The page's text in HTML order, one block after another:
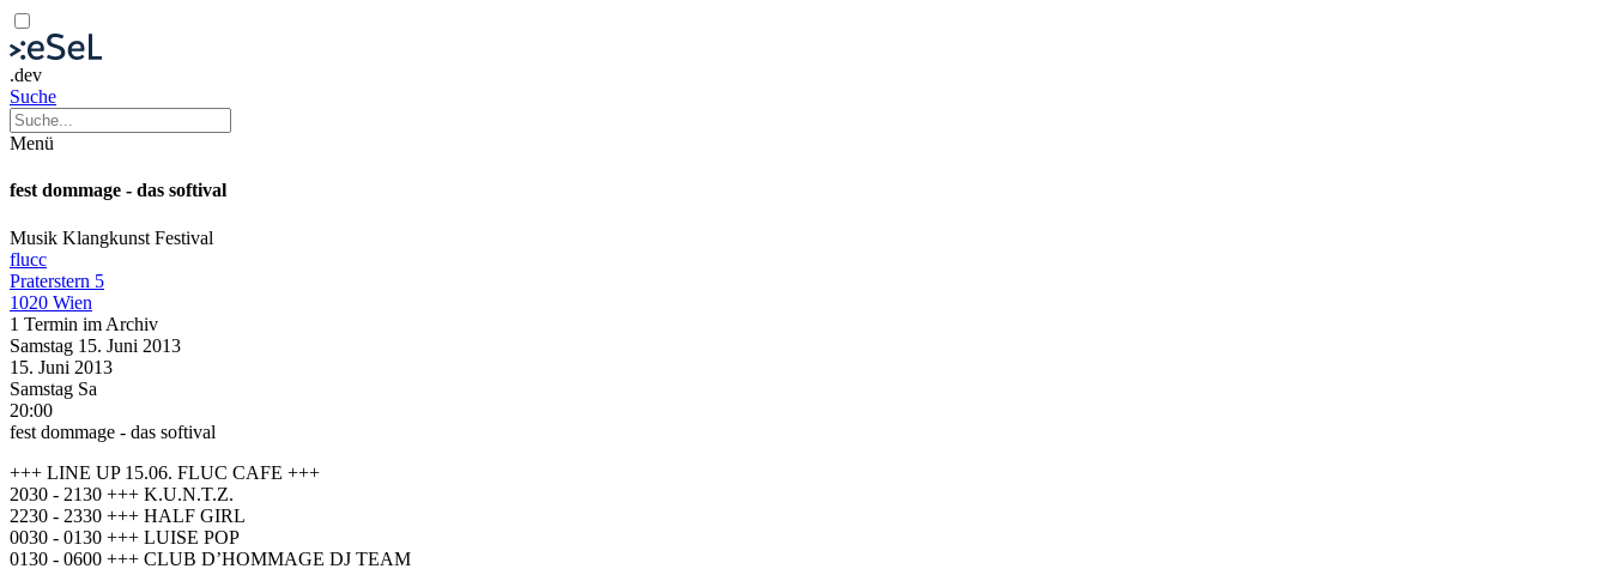
.dev
Suche
Menü
fest dommage - das softival
Musik Klangkunst Festival
flucc
Praterstern 5
1020 Wien
1 Termin im Archiv
Samstag 15. Juni 2013
15. Juni 2013
Samstag Sa
20:00
fest dommage - das softival
+++ LINE UP 15.06. FLUC CAFE +++
2030 - 2130 +++ K.U.N.T.Z.
2230 - 2330 +++ HALF GIRL
0030 - 0130 +++ LUISE POP
0130 - 0600 +++ CLUB D’HOMMAGE DJ TEAM